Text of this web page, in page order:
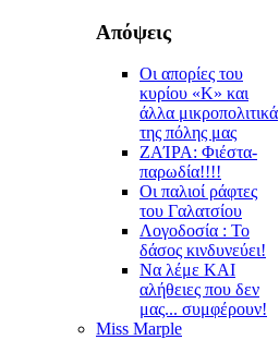
Απόψεις
Οι απορίες του
κυρίου «Κ» και
άλλα μικροπολιτικά
της πόλης μας
ZAΊΡΑ: Φιέστα-
παρωδία!!!!
Οι παλιοί ράφτες
του Γαλατσίου
Λογοδοσία : Το
δάσος κινδυνεύει!
Να λέμε ΚΑΙ
αλήθειες που δεν
μας... συμφέρουν!
Miss Marple